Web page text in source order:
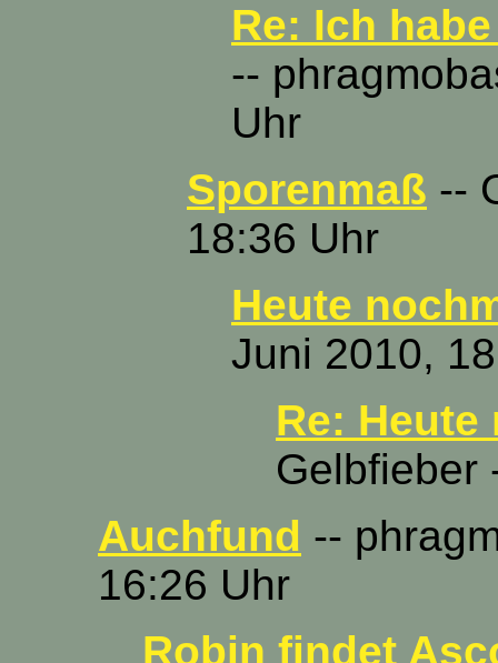
Re: Ich
--
Uhr
Sporenmaß --
18:36 Uhr
Heute
Juni 2010,
Re:
Gelbfieber
Auchfund --
16:26 Uhr
Robin findet